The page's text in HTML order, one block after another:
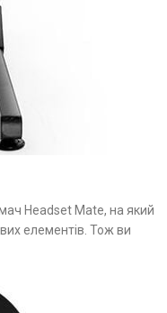
Headset Mate, на який
елементів. Тож ви